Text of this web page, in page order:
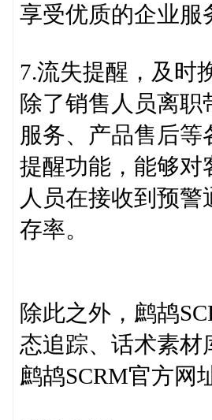
享受优质的企业服
7.流失提醒，及时
除了销售人员离
服务、产品售后等
提醒功能，能够对
人员在接收到预
存率。
除此之外，鹧鸪
态追踪、话术素材
鹧鸪SCRM官方网